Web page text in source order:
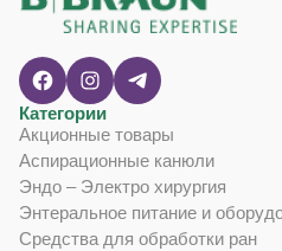
Категории
Акционные товары
Аспирационные канюли
Эндо – Электро хирургия
Энтеральное питание и
Средства для обработки ран